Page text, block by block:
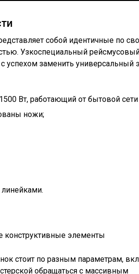
собой идентичные по
Узкоспециальный
успехом заменить универсальный
Вт, работающий от бытовой
ножи;
конструктивные элементы
стоит по разным параметрам,
обращаться с массивным